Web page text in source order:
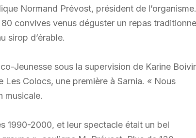
Normand Prévost, président de l’organisme.
convives venus déguster un repas
sirop d’érable.
Jeunesse sous la supervision de Karine
Colocs, une première à Sarnia. « Nous
musicale.
1990-2000, et leur spectacle était un bel